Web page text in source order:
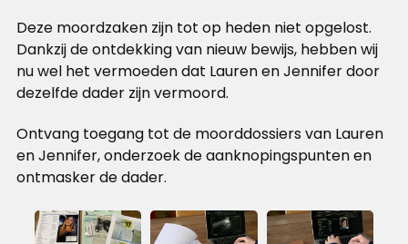
Deze moordzaken zijn tot op heden niet opgelost.
Dankzij de ontdekking van nieuw bewijs, hebben wij
nu wel het vermoeden dat Lauren en Jennifer door
dezelfde dader zijn vermoord.
Ontvang toegang tot de moorddossiers van Lauren
en Jennifer, onderzoek de aanknopingspunten en
ontmasker de dader.